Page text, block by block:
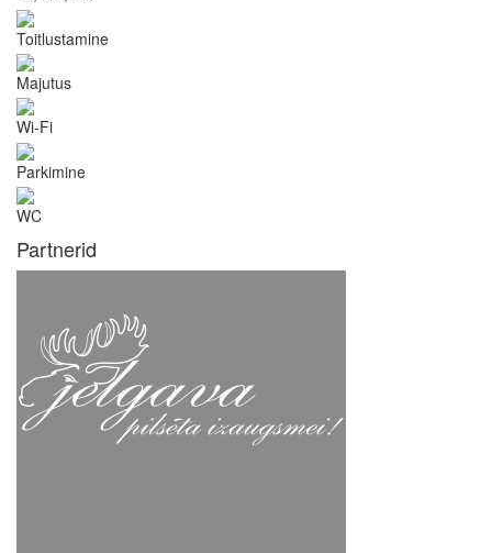
Toitlustamine
Majutus
Wi-Fi
Parkimine
WC
Partnerid